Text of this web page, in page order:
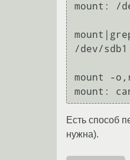
mount: /
/dev/
mount -
Есть способ
нужна).